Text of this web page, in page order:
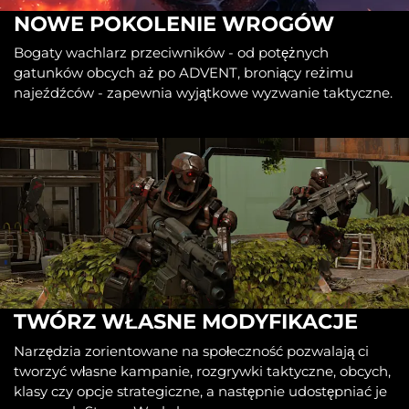
NOWE POKOLENIE WROGÓW
Bogaty wachlarz przeciwników - od potężnych
gatunków obcych aż po ADVENT, broniący reżimu
najeźdźców - zapewnia wyjątkowe wyzwanie taktyczne.
TWÓRZ WŁASNE MODYFIKACJE
Narzędzia zorientowane na społeczność pozwalają ci
tworzyć własne kampanie, rozgrywki taktyczne, obcych,
klasy czy opcje strategiczne, a następnie udostępniać je